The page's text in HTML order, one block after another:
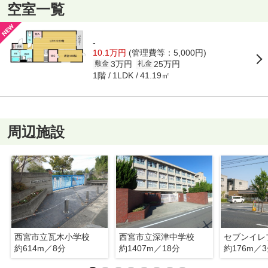
空室一覧
-
10.1万円 (管理費等：5,000円)
敷金 3万円 礼金 25万円
1階 1LDK 41.19㎡
周辺施設
西宮市立瓦木小学校
約614m／8分
西宮市立深津中学校
約1407m／18分
約176m／